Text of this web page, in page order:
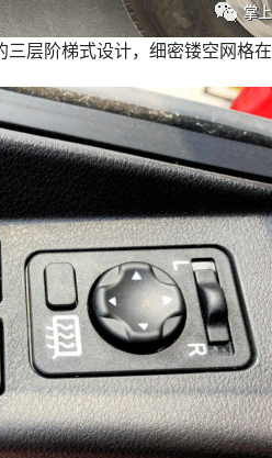
层阶梯式设计，细密镂空网格